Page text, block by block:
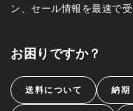
ン、セール情報を最速で
お困りですか？
送料について 納期